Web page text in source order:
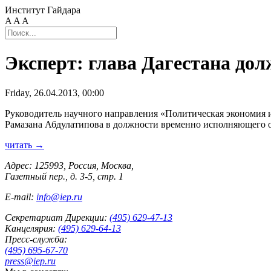
Институт Гайдара
A A A
Эксперт: глава Дагестана
Friday, 26.04.2013, 00:00
Руководитель научного направления «Политическая
Рамазана Абдулатипова в должности временно исполняющего
читать →
Адрес: 125993, Россия, Москва,
Газетный пер., д. 3-5, стр. 1
E-mail: info@iep.ru
Секретариат Дирекции: (495) 629-47-13
Канцелярия: (495) 629-64-13
Пресс-служба:
(495) 695-67-70
press@iep.ru